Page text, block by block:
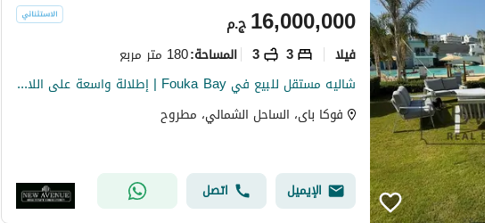
ج.م16,000,000
فیلا 3
3 المساحة:180 متر مربع
شاليه مستقل للبيع في Fouka Bay | إطلالة واسعة على اللاجون | مفروش بالكامل | بحري
فوكا باى، الساحل الشمالي، مطروح
الإيميل اتصل